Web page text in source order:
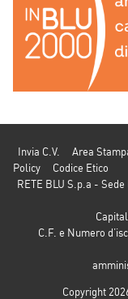
Invia C.V. Area
Policy
Codice Etico
RETE BLU S.p.a -
C.F. e Numero
Copyright